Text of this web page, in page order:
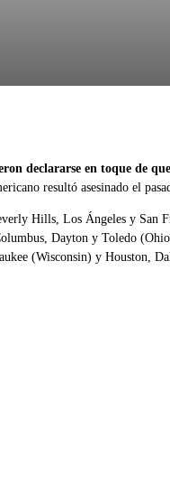
declararse en toque de
resultó asesinado el
Hills, Los Ángeles y
Dayton y Toledo
(Wisconsin) y Houston,